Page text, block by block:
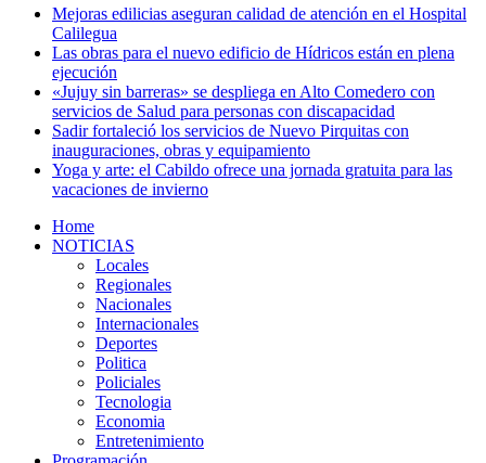
Mejoras edilicias aseguran calidad de atención en el Hospital
Calilegua
Las obras para el nuevo edificio de Hídricos están en plena
ejecución
«Jujuy sin barreras» se despliega en Alto Comedero con
servicios de Salud para personas con discapacidad
Sadir fortaleció los servicios de Nuevo Pirquitas con
inauguraciones, obras y equipamiento
Yoga y arte: el Cabildo ofrece una jornada gratuita para las
vacaciones de invierno
Home
NOTICIAS
Locales
Regionales
Nacionales
Internacionales
Deportes
Politica
Policiales
Tecnologia
Economia
Entretenimiento